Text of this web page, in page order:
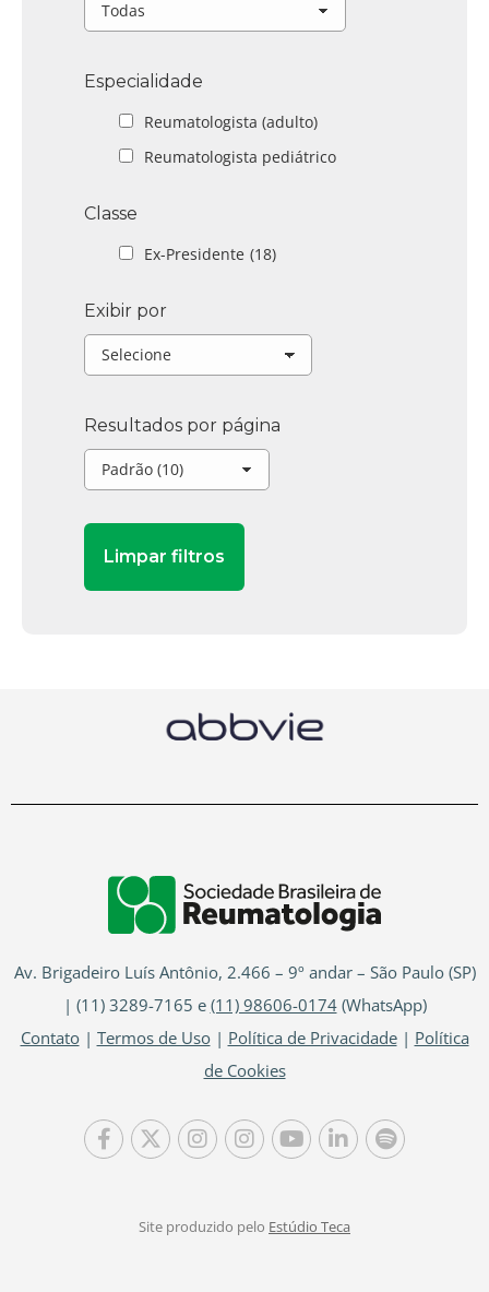
Especialidade
Reumatologista (adulto)
Reumatologista pediátrico
Classe
Ex-Presidente (18)
Exibir por
Resultados por página
Av. Brigadeiro Luís Antônio, 2.466 – 9º andar – São Paulo (SP)
| (11) 3289-7165 e (11) 98606-0174(WhatsApp)
Contato| Termos de Uso| Política de Privacidade| Política
de Cookies
Site produzido pelo Estúdio Teca